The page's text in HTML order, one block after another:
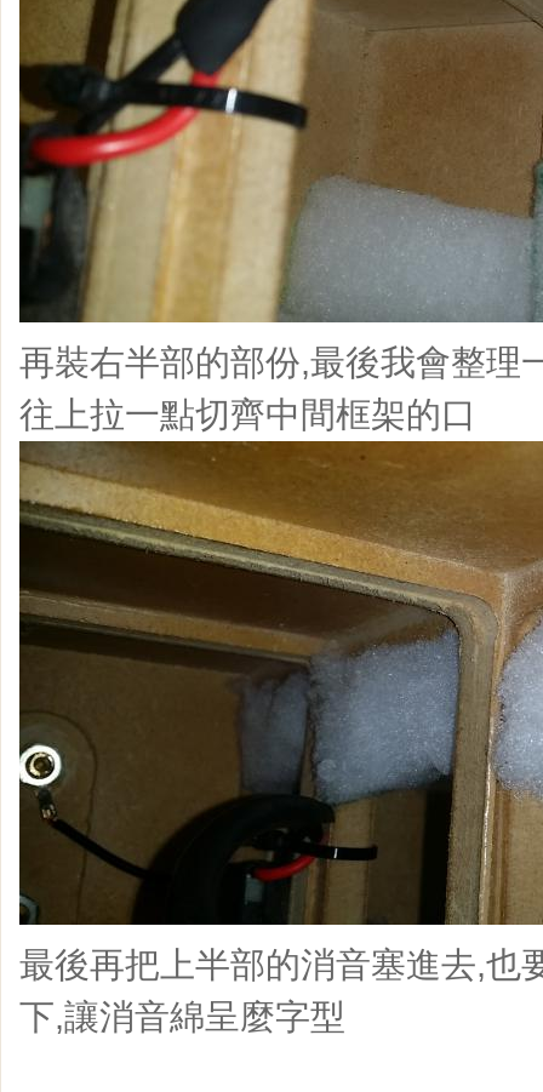
再裝右半部的部份,最後我會整理
往上拉一點切齊中間框架的口
最後再把上半部的消音塞進去,也
下,讓消音綿呈麼字型